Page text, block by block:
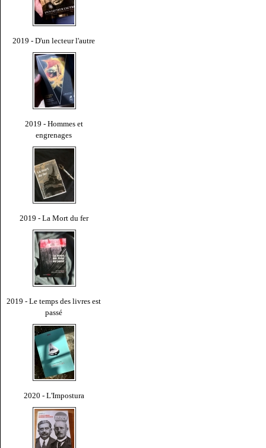
2019 - D'un lecteur l'autre
2019 - Hommes et
engrenages
2019 - La Mort du fer
2019 - Le temps des livres est
passé
2020 - L'Impostura